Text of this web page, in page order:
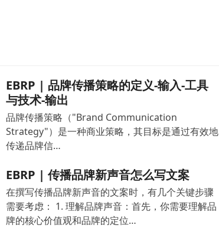
EBRP | 品牌传播策略的定义-输入-工具
与技术-输出
品牌传播策略（"Brand Communication
Strategy"）是一种商业策略，其目标是通过有效地
传递品牌信…
EBRP | 传播品牌新声音怎么写文案
在撰写传播品牌新声音的文案时，有几个关键步骤
需要考虑： 1. 理解品牌声音：首先，你需要理解品
牌的核心价值观和品牌的定位…